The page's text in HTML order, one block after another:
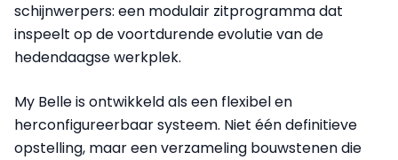
schijnwerpers: een modulair zitprogramma dat
inspeelt op de voortdurende evolutie van de
hedendaagse werkplek.
My Belle is ontwikkeld als een flexibel en
herconfigureerbaar systeem. Niet één definitieve
opstelling, maar een verzameling bouwstenen die